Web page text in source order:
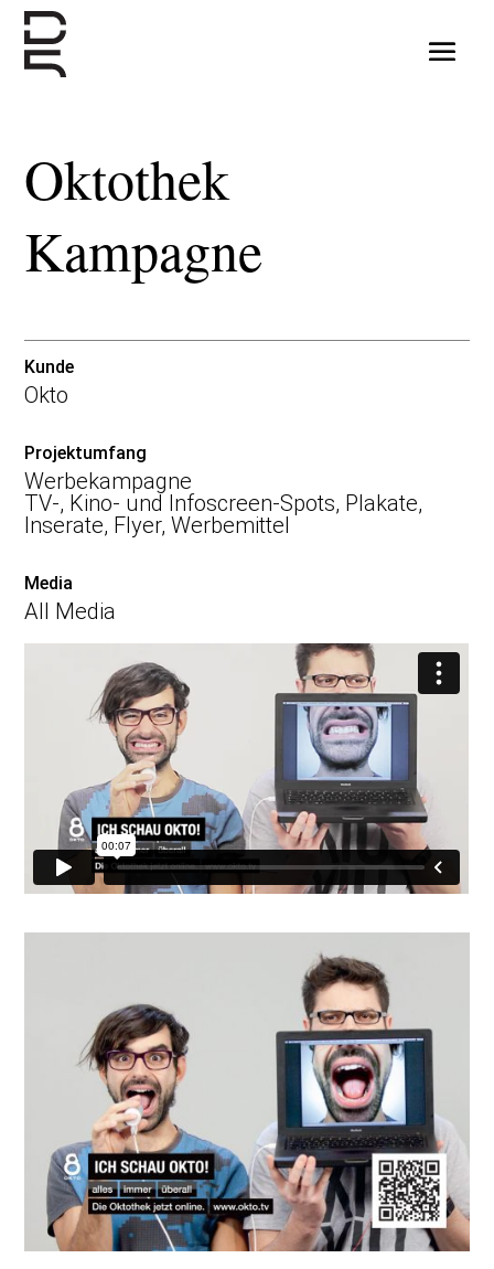
Oktothek
Kampagne
Kunde
Okto
Projektumfang
Werbekampagne
TV-, Kino- und Infoscreen-Spots, Plakate,
Inserate, Flyer, Werbemittel
Media
All Media